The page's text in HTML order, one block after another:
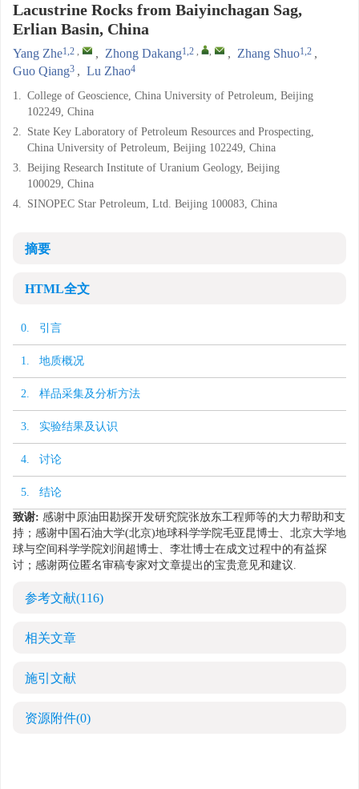
Lacustrine Rocks from Baiyinchagan Sag,
Erlian Basin, China
Yang Zhe1,2 , , Zhong Dakang1,2 , , , Zhang Shuo1,2 ,
Guo Qiang3 , Lu Zhao4
1. College of Geoscience, China University of Petroleum, Beijing
102249, China
2. State Key Laboratory of Petroleum Resources and Prospecting,
China University of Petroleum, Beijing 102249, China
3. Beijing Research Institute of Uranium Geology, Beijing
100029, China
4. SINOPEC Star Petroleum, Ltd. Beijing 100083, China
摘要
HTML全文
0. 引言
1. 地质概况
2. 样品采集及分析方法
3. 实验结果及认识
4. 讨论
5. 结论
致谢: 感谢中原油田勘探开发研究院张放东工程师等的大力帮助和支
持；感谢中国石油大学(北京)地球科学学院毛亚昆博士、北京大学地
球与空间科学学院刘润超博士、李壮博士在成文过程中的有益探
讨；感谢两位匿名审稿专家对文章提出的宝贵意见和建议.
参考文献(116)
相关文章
施引文献
资源附件(0)